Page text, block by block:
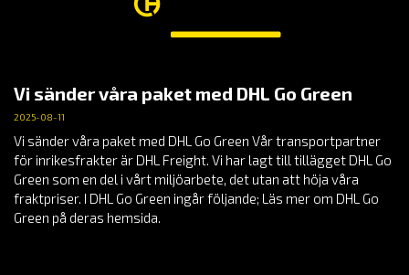
Vi sänder våra paket med DHL Go Green
2025-08-11
Vi sänder våra paket med DHL Go Green Vår transportpartner
för inrikesfrakter är DHL Freight. Vi har lagt till tillägget DHL Go
Green som en del i vårt miljöarbete, det utan att höja våra
fraktpriser. I DHL Go Green ingår följande; Läs mer om DHL Go
Green på deras hemsida.